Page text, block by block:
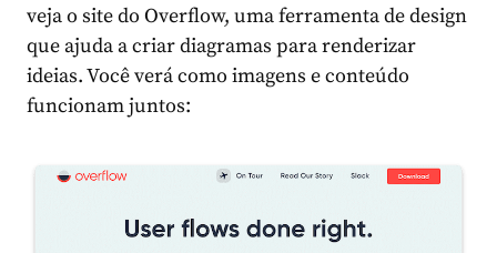
veja o site do Overflow, uma ferramenta de design
que ajuda a criar diagramas para renderizar
ideias. Você verá como imagens e conteúdo
funcionam juntos: